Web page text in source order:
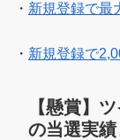
・ 新規登録で最
・ 新規登録で
【懸賞】
の当選実